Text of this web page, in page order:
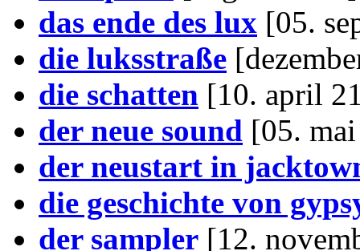
das ende des lux [05.
die luksstraße
die schatten [10. april
der neue sound [05.
der neustart in
die geschichte von
der sampler [12.